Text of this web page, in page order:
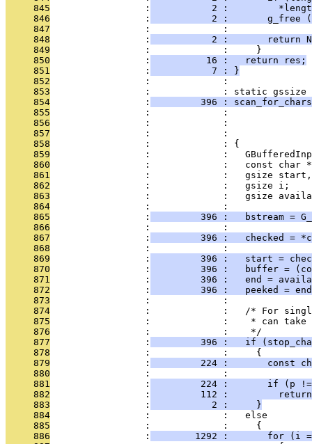
     845
                 :
2 :
     846
                 :
2 :       g_free
     847
                 :             :
     848
                 :
2 :       return
     849
                 :             :     }
     850
                 :
          16 :   return res;
     851
                 :
           7 : }
     852
                 :             :
     853
                 :             : static gssize
     854
                 :
396 :
     855
:             :
     856
:             :
     857
:             :
     858
                 :             : {
     859
:             :
     860
:             :   const char
     861
:             :   gsize
     862
                 :             :   gsize i;
     863
:             :   gsize
     864
                 :             :
     865
                 :
396 :   bstream =
     866
                 :             :
     867
                 :
396 :   checked =
     868
                 :             :
     869
                 :
396 :   start =
     870
                 :
396 :   buffer =
     871
                 :
396 :   end =
     872
                 :
396 :   peeked =
     873
                 :             :
     874
:             :   /* For
     875
:             :    * can take
     876
                 :             :    */
     877
                 :
396 :   if
     878
                 :             :     {
     879
                 :
224 :       const
     880
                 :             :
     881
                 :
224 :       if (p
     882
                 :
112 :
     883
                 :
           2 :     }
     884
                 :             :   else
     885
                 :             :     {
     886
                 :
1292 :       for (i